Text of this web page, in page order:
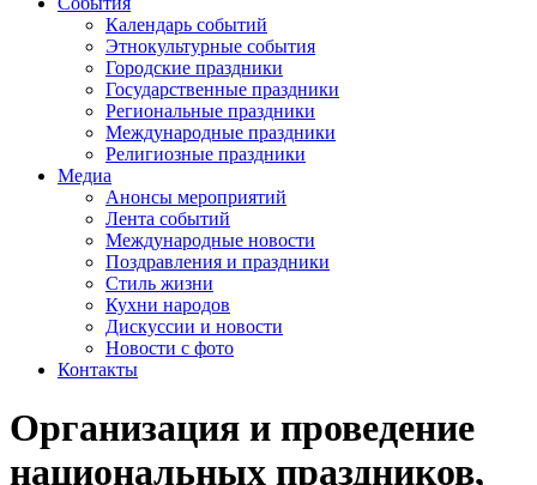
Календарь событий
Этнокультурные события
Городские праздники
Государственные праздники
Региональные праздники
Международные праздники
Религиозные праздники
Медиа
Анонсы мероприятий
Лента событий
Международные новости
Поздравления и праздники
Cтиль жизни
Кухни народов
Дискуссии и новости
Новости с фото
Контакты
Организация и проведение
национальных праздников,